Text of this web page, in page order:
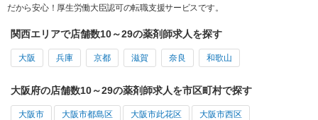
だから安心！厚生労働大臣認可の転職支援サービスです。
関西エリアで店舗数10～29の薬剤師求人を探す
大阪 兵庫 京都 滋賀 奈良 和歌山
大阪府の店舗数10～29の薬剤師求人を市区町村で探す
大阪市 大阪市都島区 大阪市此花区 大阪市西区